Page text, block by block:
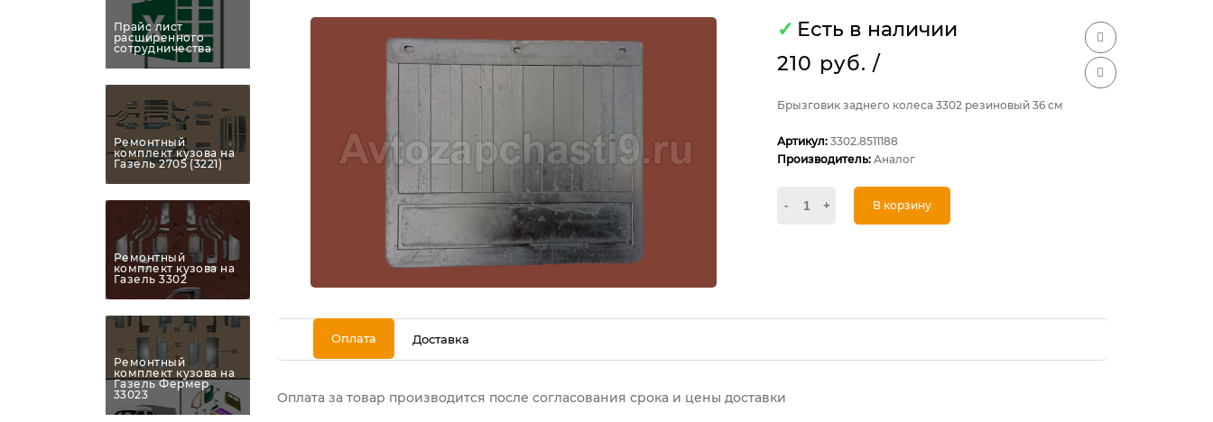
Прайс лист
расширенного
сотрудничества
Ремонтный
комплект кузова на
Газель 2705 (3221)
Ремонтный
комплект кузова на
Газель 3302
Ремонтный
комплект кузова на
Газель Фермер
33023
✓ Есть в наличии
210 руб. /
Брызговик заднего колеса 3302 резиновый 36 см
Артикул:3302.8511188
Производитель:Аналог
- + В корзину
Оплата Доставка
Оплата за товар производится после согласования срока и цены доставки